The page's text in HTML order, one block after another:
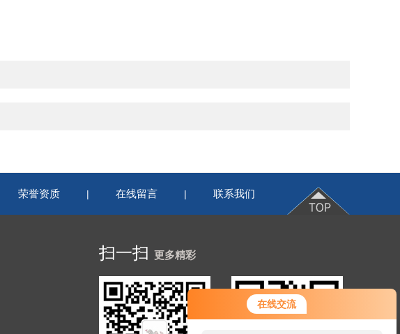
在线交流
荣誉资质 | 在线留言 | 联系我们
扫一扫 更多精彩